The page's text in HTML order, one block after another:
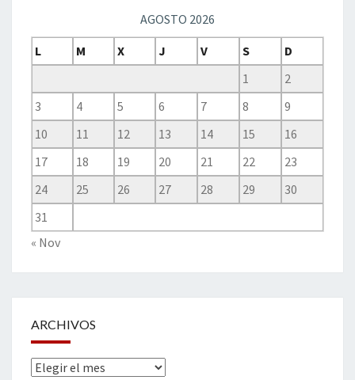
AGOSTO 2026
L
M X J V S
D
1
2
3
4 5 6 7 8
9
10
11 12 13 14 15
16
17
18 19 20 21 22
23
24
25 26 27 28 29
30
31
« Nov
ARCHIVOS
Archivos